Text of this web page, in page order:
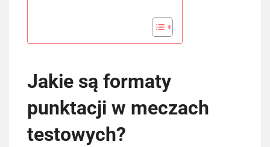
Jakie są formaty
punktacji w meczach
testowych?